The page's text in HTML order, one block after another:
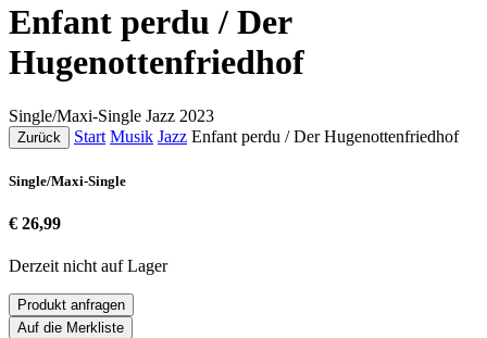
Enfant perdu / Der
Hugenottenfriedhof
Single/Maxi-Single Jazz 2023
Zurück Start Musik Jazz Enfant perdu / Der Hugenottenfriedhof
Single/Maxi-Single
€ 26,99
Derzeit nicht auf Lager
Produkt anfragen
Auf die Merkliste